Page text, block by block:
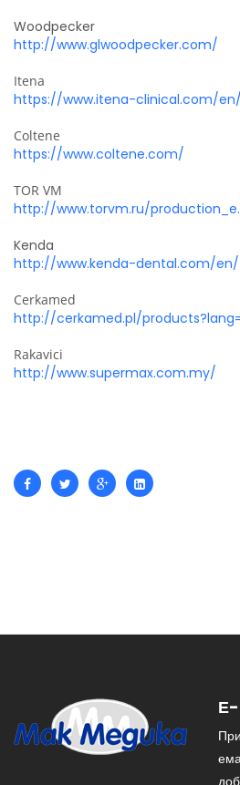
Woodpecker
http://www.glwoodpecker.com/
Itena
https://www.itena-clinical.com/en/
Coltene
https://www.coltene.com/
TOR VM
http://www.torvm.ru/
Kenda
http://www.kenda-dental.com/en/
Cerkamed
http://cerkamed.pl/
Rakavici
http://www.supermax.com.my/
Е-